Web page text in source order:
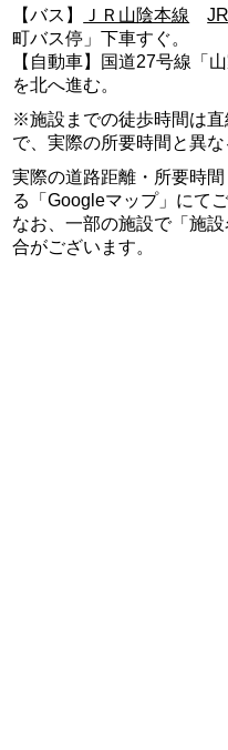
【バス】 ＪＲ山陰本線
町バス停」下車すぐ。
【自動車】国道27号線「
を北へ進む。
※施設までの徒歩時間は
で、実際の所要時間と異な
実際の道路距離・所要時
る「Googleマップ」にて
なお、一部の施設で「施
合がございます。